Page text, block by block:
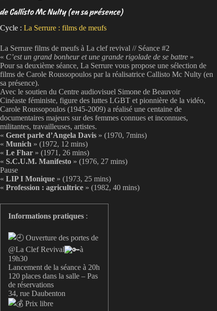
de Callisto Mc Nulty (en sa présence)
Cycle : La Serrure : films de meufs
La Serrure films de meufs à La clef revival // Séance #2
« C’est un grand bonheur et une grande rigolade de se battre »
Pour sa deuxième séance, La Serrure vous propose une sélection de
films de Carole Roussopoulos par la réalisatrice Callisto Mc Nulty (en
sa présence).
Avec le soutien du Centre audiovisuel Simone de Beauvoir
Cinéaste féministe, figure des luttes LGBT et pionnière de la vidéo,
Carole Roussopoulos (1945-2009) a réalisé une centaine de
documentaires majeurs sur des femmes connues et inconnues,
militantes, travailleuses, artistes.
« Genet parle d’Angela Davis » (1970, 7mins)
« Munich » (1972, 12 mins)
« Le Fhar » (1971, 26 mins)
« S.C.U.M. Manifesto » (1976, 27 mins)
Pause
« LIP I Monique » (1973, 25 mins)
« Profession : agricultrice » (1982, 40 mins)
Informations pratiques :
Ouverture des portes de
@La Clef Revival
à
19h30
Lancement de la séance à 20h
120 places dans la salle – Pas
de réservations
34, rue Daubenton
Prix libre